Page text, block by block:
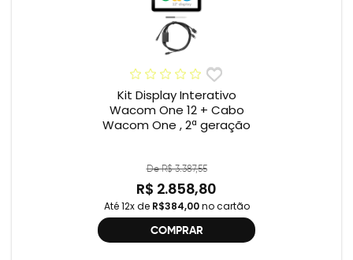
Kit Display Interativo
Wacom One 12 + Cabo
Wacom One , 2ª geração
De R$ 3.387,55
R$ 2.858,80
Até 12x de R$384,00no cartão
COMPRAR